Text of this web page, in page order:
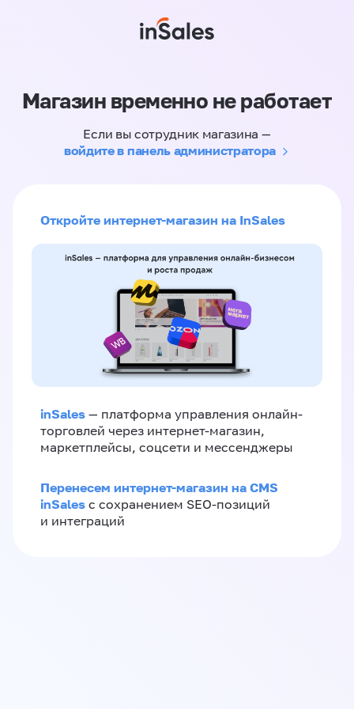
Магазин временно не работает
Если вы сотрудник магазина —
войдите в панель администратора
Откройте интернет-магазин на InSales
inSales — платформа управления онлайн-
торговлей через интернет-магазин,
маркетплейсы, соцсети и мессенджеры
Перенесем интернет-магазин на CMS
inSales с сохранением SEO-позиций
и интеграций